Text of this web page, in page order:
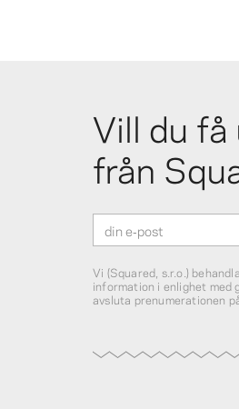
Vill du
från
Vi (Squared, s.r.o.)
information i enlighet med
avsluta prenumerationen